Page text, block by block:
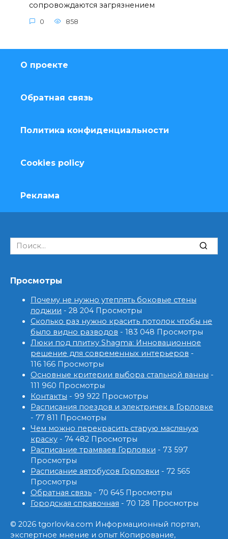
сопровождаются загрязнением
0 858
О проекте
Обратная связь
Политика конфиденциальности
Cookies policy
Реклама
Search
for:
Просмотры
Почему не нужно утеплять боковые стены
лоджии - 28 204 Просмотры
Сколько раз нужно красить потолок чтобы не
было видно разводов - 183 048 Просмотры
Люки под плитку Shagma: Инновационное
решение для современных интерьеров -
116 166 Просмотры
Основные критерии выбора стальной ванны -
111 960 Просмотры
Контакты - 99 922 Просмотры
Расписания поездов и электричек в Горловке
- 77 811 Просмотры
Чем можно перекрасить старую масляную
краску - 74 482 Просмотры
Расписание трамваев Горловки - 73 597
Просмотры
Расписание автобусов Горловки - 72 565
Просмотры
Обратная связь - 70 645 Просмотры
Городская справочная - 70 128 Просмотры
© 2026 tgorlovka.com Информационный портал,
экспертное мнение и опыт Копирование,